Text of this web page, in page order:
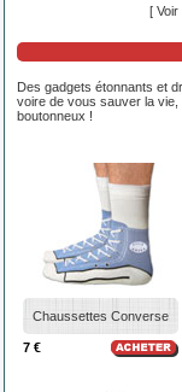
[ Voir
Des gadgets étonnants et
voire de vous sauver la
boutonneux !
Chaussettes Converse
7 €